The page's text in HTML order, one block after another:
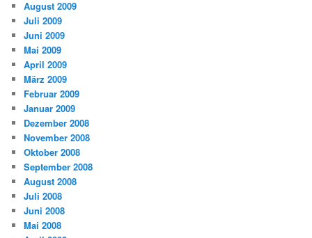
August 2009
Juli 2009
Juni 2009
Mai 2009
April 2009
März 2009
Februar 2009
Januar 2009
Dezember 2008
November 2008
Oktober 2008
September 2008
August 2008
Juli 2008
Juni 2008
Mai 2008